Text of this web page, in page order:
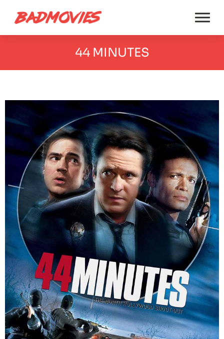
44 MINUTES